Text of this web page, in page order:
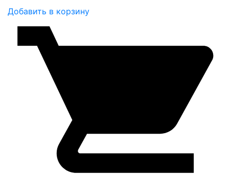
Добавить в корзину